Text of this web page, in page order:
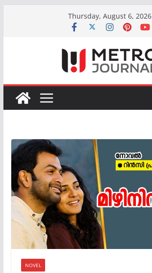
Thursday, August 6, 2026
NOVEL